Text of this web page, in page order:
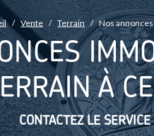
Vente Terrain Nos
À
CONTACTEZ LE